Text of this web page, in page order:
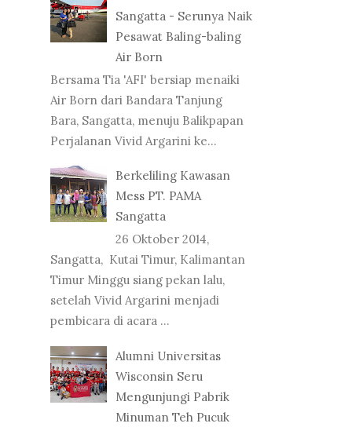
Sangatta - Serunya Naik
Pesawat Baling-baling
Air Born
Bersama Tia 'AFI' bersiap menaiki
Air Born dari Bandara Tanjung
Bara, Sangatta, menuju Balikpapan
Perjalanan Vivid Argarini ke...
Berkeliling Kawasan
Mess PT. PAMA
Sangatta
26 Oktober 2014,
Sangatta, Kutai Timur, Kalimantan
Timur Minggu siang pekan lalu,
setelah Vivid Argarini menjadi
pembicara di acara ...
Alumni Universitas
Wisconsin Seru
Mengunjungi Pabrik
Minuman Teh Pucuk